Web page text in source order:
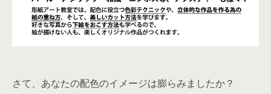
さて、あなたの配色のイメージは膨らみましたか？